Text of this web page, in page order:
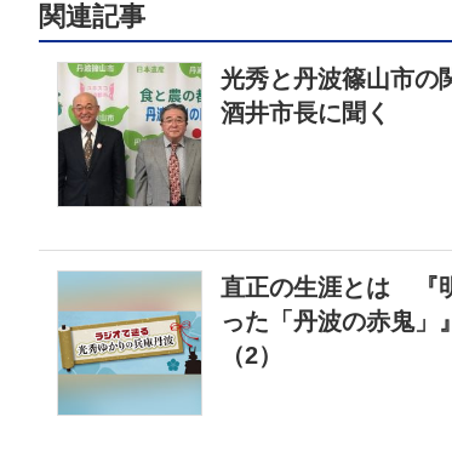
関連記事
光秀と丹波篠山市
酒井市長に聞く
直正の生涯とは 『
った「丹波の赤鬼」
（2）